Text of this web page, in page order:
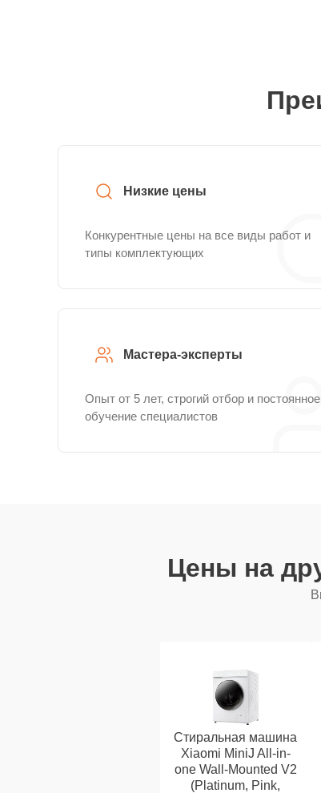
Низкие цены
Конкурентные цены на все виды работ и
типы комплектующих
Мастера-эксперты
Опыт от 5 лет, строгий отбор и постоянное
обучение специалистов
Цены на
Стиральная машина
Xiaomi MiniJ All-in-
one Wall-Mounted V2
(Platinum, Pink,